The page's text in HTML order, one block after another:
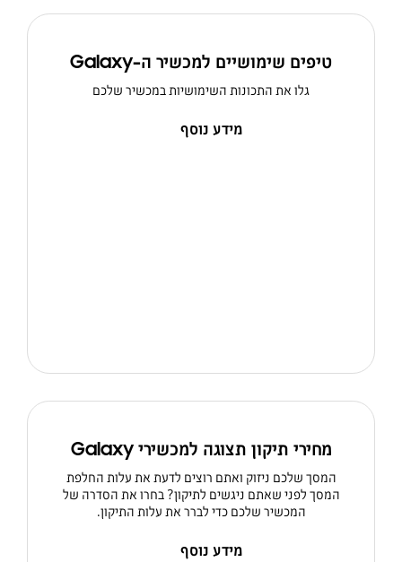
טיפים שימושיים למכשיר ה-Galaxy
גלו את התכונות השימושיות במכשיר שלכם
מידע נוסף
מחירי תיקון תצוגה למכשירי Galaxy
המסך שלכם ניזוק ואתם רוצים לדעת את עלות החלפת
המסך לפני שאתם ניגשים לתיקון? בחרו את הסדרה של
המכשיר שלכם כדי לברר את עלות התיקון.
מידע נוסף